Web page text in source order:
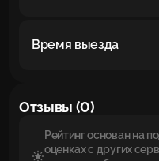
Время выезда
Отзывы (0)
Рейтинг основан на
оценках с других